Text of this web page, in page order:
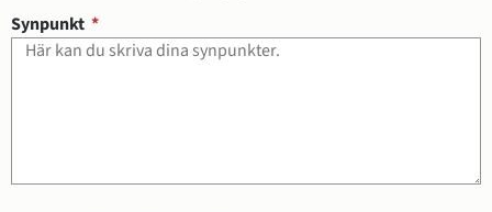
Synpunkt *(obligatorisk)